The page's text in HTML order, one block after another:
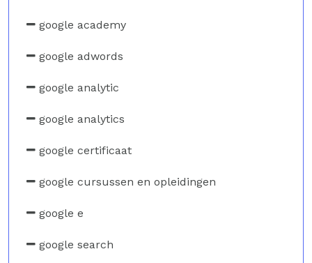
google academy
google adwords
google analytic
google analytics
google certificaat
google cursussen en opleidingen
google e
google search